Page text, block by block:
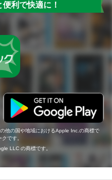
利で快適に！
他の国や地域におけるApple Inc.の商標で
です。
LLC の商標です。